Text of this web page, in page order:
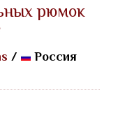
рюмок
/
Россия